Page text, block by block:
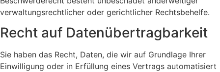
verwaltungsrechtlicher oder gerichtlicher Rechtsbehelfe.
Recht auf Daten­übertrag­barkeit
Sie haben das Recht, Daten, die wir auf Grundlage Ihrer
Einwilligung oder in Erfüllung eines Vertrags automatisiert